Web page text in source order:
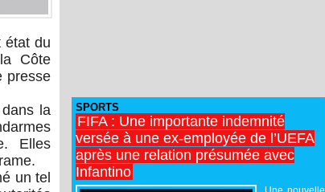
état du
Côte
presse
la
Elles
un tel
SPORTS
FIFA : Une importante indemnité
versée à une ex-employée de l’UEFA
après une relation présumée avec
Infantino